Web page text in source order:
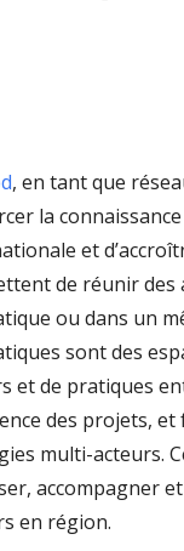
, en tant que
la
et
de réunir
ou dans un
sont des
et de pratiques
des projets, et
multi-acteurs.
accompagner
en région.